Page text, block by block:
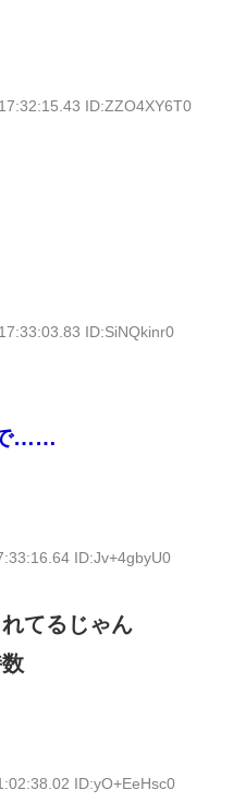
ID:ZZO4XY6T0
ID:SiNQkinr0
で……
ID:Jv+4gbyU0
てるじゃん
ID:yO+EeHsc0